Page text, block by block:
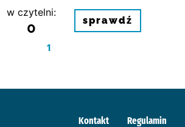
w czytelni:
0 sprawdź
1
Kontakt
Regulamin